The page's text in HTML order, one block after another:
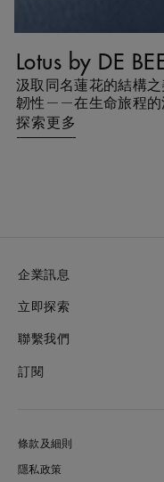
Lotus by DE
汲取同名蓮花的結構
韌性——在生命旅程的
探索更多
企業訊息
立即探索
聯繫我們
訂閱
條款及細則
隱私政策